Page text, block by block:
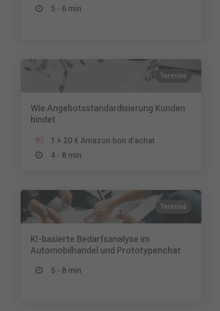
5 - 6 min
Terminé
Wie Angebotsstandardisierung Kunden
bindet
1 × 20 € Amazon bon d'achat
4 - 8 min
Terminé
KI-basierte Bedarfsanalyse im
Automobilhandel und Prototypenchat
5 - 8 min